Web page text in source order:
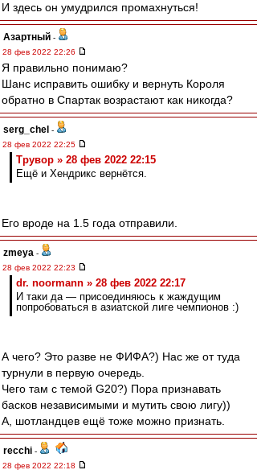
И здесь он умудрился промахнуться!
Азартный -
28 фев 2022 22:26
Я правильно понимаю?
Шанс исправить ошибку и вернуть Короля
обратно в Спартак возрастают как никогда?
serg_chel -
28 фев 2022 22:25
Трувор » 28 фев 2022 22:15
Ещё и Хендрикс вернётся.
Его вроде на 1.5 года отправили.
zmeya -
28 фев 2022 22:23
dr. noormann » 28 фев 2022 22:17
И таки да — присоединяюсь к жаждущим
попробоваться в азиатской лиге чемпионов :)
А чего? Это разве не ФИФА?) Нас же от туда
турнули в первую очередь.
Чего там с темой G20?) Пора признавать
басков независимыми и мутить свою лигу))
А, шотландцев ещё тоже можно признать.
recchi -
28 фев 2022 22:18